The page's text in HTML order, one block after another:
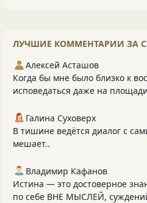
ЛУЧШИЕ КОММЕНТАРИИ ЗА
Алексей Асташов
Когда бы мне было близко к
исповедаться даже на
Галина Суховерх
В тишине ведётся диалог с
мешает..
Владимир Кафанов
Истина — это достоверное
по себе ВНЕ МЫСЛЕЙ,